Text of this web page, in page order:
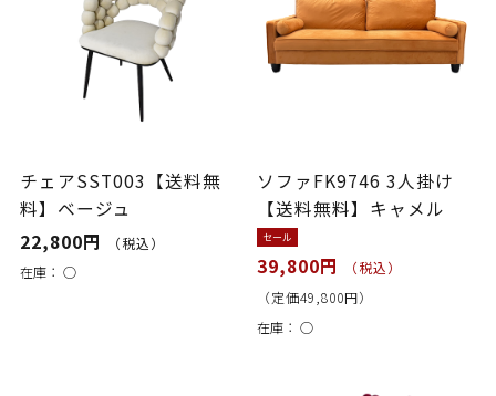
チェアSST003【送料無
料】ベージュ
22,800円
（税込）
在庫： ○
ソファFK9746 3人掛け
【送料無料】キャメル
セール
39,800円
（税込）
（定価49,800円）
在庫：○